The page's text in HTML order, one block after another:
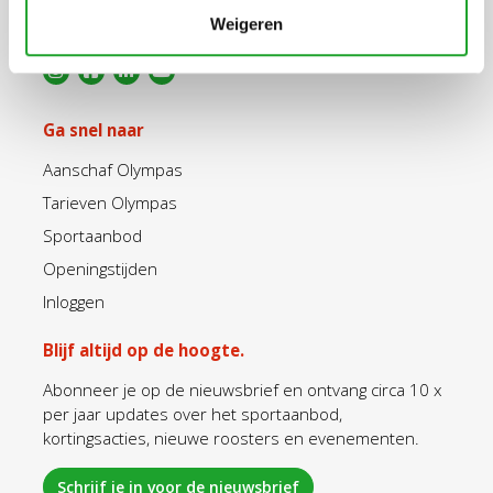
Weigeren
Ga snel naar
Aanschaf Olympas
Tarieven Olympas
Sportaanbod
Openingstijden
Inloggen
Blijf altijd op de hoogte.
Abonneer je op de nieuwsbrief en ontvang circa 10 x
per jaar updates over het sportaanbod,
kortingsacties, nieuwe roosters en evenementen.
Schrijf je in voor de nieuwsbrief